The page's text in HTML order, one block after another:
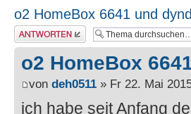
o2 HomeBox 6641 und
Antwort erstellen
o2 HomeBox
von deh0511 » Fr 22. Mai
ich habe seit Anfang